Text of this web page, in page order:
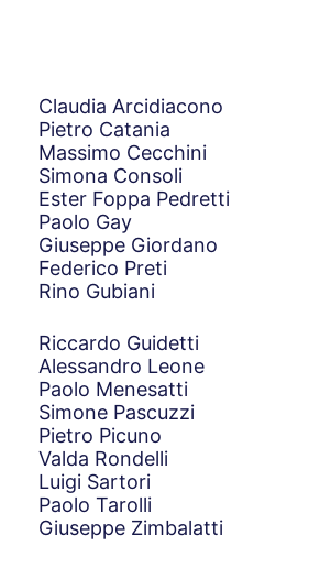
Claudia Arcidiacono
Pietro Catania
Massimo Cecchini
Simona Consoli
Ester Foppa Pedretti
Paolo Gay
Giuseppe Giordano
Federico Preti
Rino Gubiani
Riccardo Guidetti
Alessandro Leone
Paolo Menesatti
Simone Pascuzzi
Pietro Picuno
Valda Rondelli
Luigi Sartori
Paolo Tarolli
Giuseppe Zimbalatti